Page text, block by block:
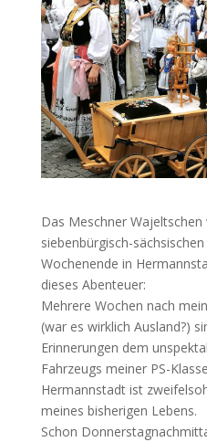
Das Meschner
siebenbürgisch-
Wochenende in
dieses Abenteuer:
Mehrere Wochen nach
(war es wirklich Ausland?)
Erinnerungen dem
Fahrzeugs meiner PS-
Hermannstadt ist
meines bisherigen Lebens.
Schon